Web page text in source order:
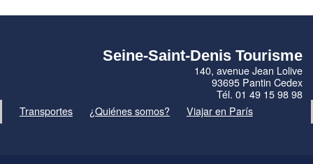
Seine-Saint-Denis Tourisme
140, avenue Jean Lolive
93695 Pantin Cedex
Tél. 01 49 15 98 98
Transportes
¿Quiénes somos? Viajar en París